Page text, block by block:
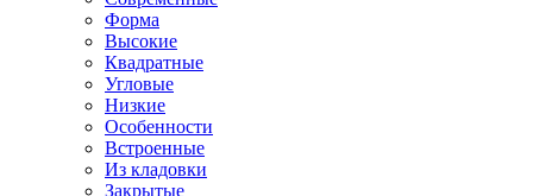
Форма
Высокие
Квадратные
Угловые
Низкие
Особенности
Встроенные
Из кладовки
Закрытые